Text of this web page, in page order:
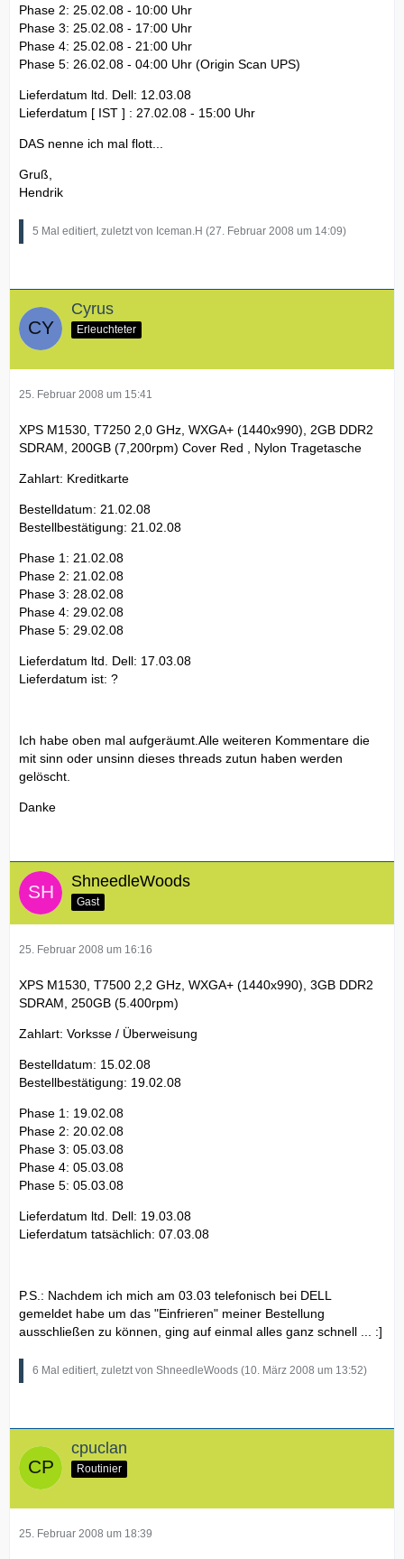
Phase 2: 25.02.08 - 10:00 Uhr
Phase 3: 25.02.08 - 17:00 Uhr
Phase 4: 25.02.08 - 21:00 Uhr
Phase 5: 26.02.08 - 04:00 Uhr (Origin Scan UPS)
Lieferdatum ltd. Dell: 12.03.08
Lieferdatum [ IST ] : 27.02.08 - 15:00 Uhr
DAS nenne ich mal flott...
Gruß,
Hendrik
5 Mal editiert, zuletzt von Iceman.H (27. Februar 2008 um 14:09)
Cyrus
Erleuchteter
25. Februar 2008 um 15:41
XPS M1530, T7250 2,0 GHz, WXGA+ (1440x990), 2GB DDR2
SDRAM, 200GB (7,200rpm) Cover Red , Nylon Tragetasche
Zahlart: Kreditkarte
Bestelldatum: 21.02.08
Bestellbestätigung: 21.02.08
Phase 1: 21.02.08
Phase 2: 21.02.08
Phase 3: 28.02.08
Phase 4: 29.02.08
Phase 5: 29.02.08
Lieferdatum ltd. Dell: 17.03.08
Lieferdatum ist: ?
Ich habe oben mal aufgeräumt.Alle weiteren Kommentare die
mit sinn oder unsinn dieses threads zutun haben werden
gelöscht.
Danke
ShneedleWoods
Gast
25. Februar 2008 um 16:16
XPS M1530, T7500 2,2 GHz, WXGA+ (1440x990), 3GB DDR2
SDRAM, 250GB (5.400rpm)
Zahlart: Vorksse / Überweisung
Bestelldatum: 15.02.08
Bestellbestätigung: 19.02.08
Phase 1: 19.02.08
Phase 2: 20.02.08
Phase 3: 05.03.08
Phase 4: 05.03.08
Phase 5: 05.03.08
Lieferdatum ltd. Dell: 19.03.08
Lieferdatum tatsächlich: 07.03.08
P.S.: Nachdem ich mich am 03.03 telefonisch bei DELL
gemeldet habe um das "Einfrieren" meiner Bestellung
ausschließen zu können, ging auf einmal alles ganz schnell ... :]
6 Mal editiert, zuletzt von ShneedleWoods (10. März 2008 um 13:52)
cpuclan
Routinier
25. Februar 2008 um 18:39